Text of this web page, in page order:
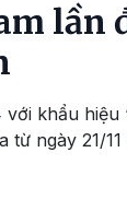
lần
khẩu
ngày 21/11